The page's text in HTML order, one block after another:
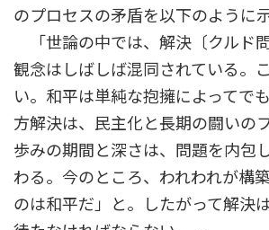
のプロセスの矛盾を以下のように示
「世論の中では、解決〔クルド
観念はしばしば混同されている。
い。和平は単純な抱擁によってで
方解決は、民主化と長期の闘いの
歩みの期間と深さは、問題を内包
わる。今のところ、われわれが構
のは和平だ」と。したがって解決